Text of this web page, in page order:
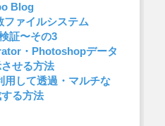
Blog
ファイルシステム
証〜その3
・Photoshopデータ
せる方法
用して透過・マルチな
る方法